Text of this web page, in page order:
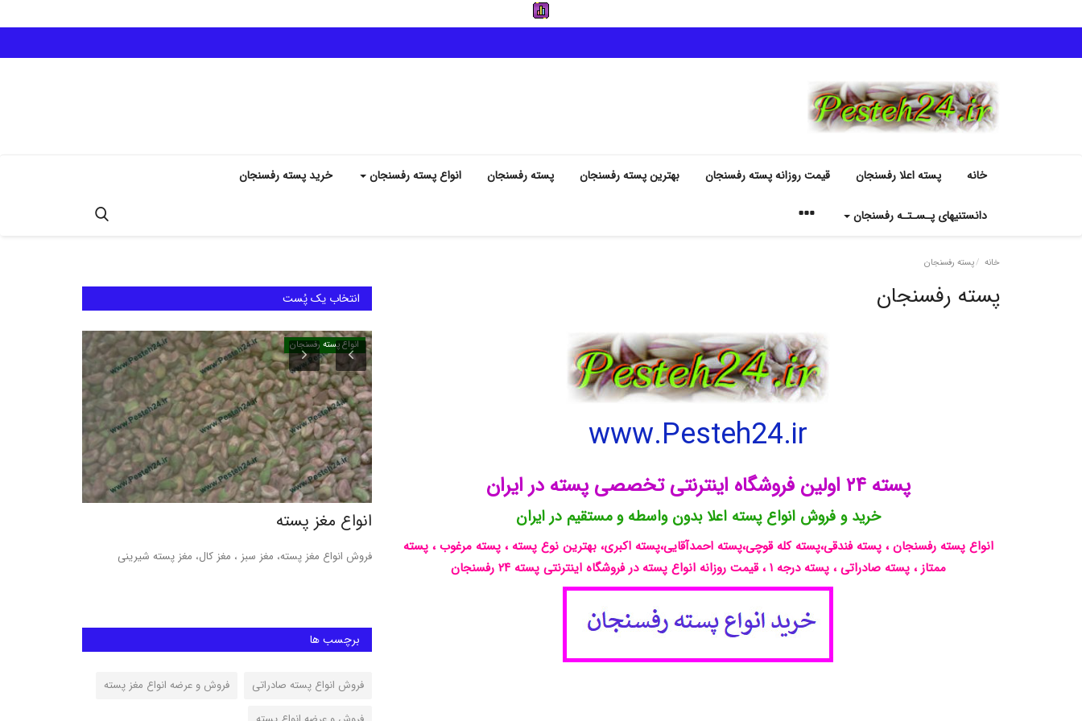
خانه پسته اعلا رفسنجان قیمت روزانه پسته رفسنجان بهترین پسته رفسنجان پسته رفسنجان انواع پسته رفسنجان خرید پسته رفسنجان
دانستنیهای پـسـتـه رفسنجان
خانه پسته رفسنجان
پسته رفسنجان
www.Pesteh24.ir
پسته ۲۴ اولین فروشگاه اینترنتی تخصصی پسته در ایران
خرید و فروش انواع پسته اعلا بدون واسطه و مستقیم در ایران
انواع پسته رفسنجان ، پسته فندقی،پسته کله قوچی،پسته احمدآقایی،پسته اکبری، بهترین نوع پسته ، پسته مرغوب ، پسته
ممتاز ، پسته صادراتی ، پسته درجه ۱ ، قیمت روزانه انواع پسته در فروشگاه اینترنتی پسته ۲۴ رفسنجان
انتخاب یک پُست
انواع پسته رفسنجان
انواع مغز پسته
فروش انواع مغز پسته، مغز سبز ، مغز کال، مغز پسته شیرینی
انواع پسته رفسنجان
پسته کله قوچی
قیمت روز پسته کله قوچی, پسته کله قوچی،قیمت پسته کله قوچی،
پسته کله قوچی رفسنجان،پسته...
خرید و فروش انواع پسته رفسنجان
پسته اکبری،پسته فندقی،پسته کله قوچی،پسته احمدآقایی، بهترین
پسته در ایران و جهان،...
برچسب ها
فروش انواع پسته صادراتی
فروش و عرضه انواع مغز پسته